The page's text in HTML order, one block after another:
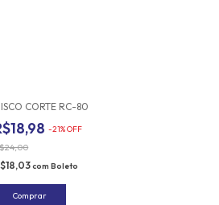
CORTE RC-80
-21%OFF
com Boleto